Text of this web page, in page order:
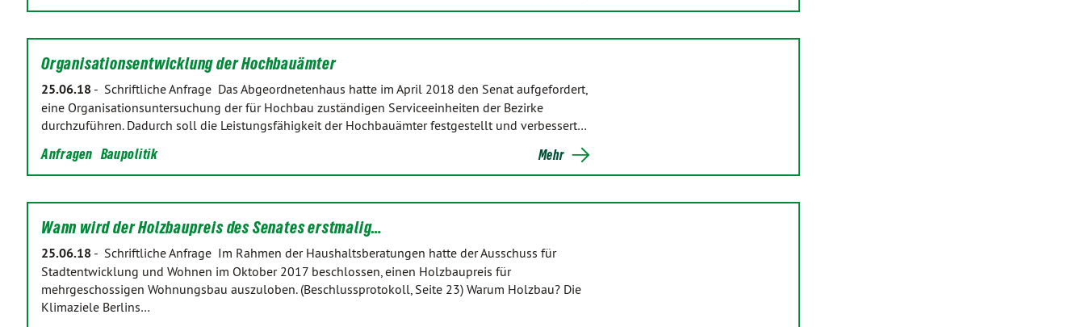
Organisationsentwicklung der Hochbauämter
25.06.18 - Schriftliche Anfrage Das Abgeordnetenhaus hatte im April 2018 den Senat aufgefordert,
eine Organisationsuntersuchung der für Hochbau zuständigen Serviceeinheiten der Bezirke
durchzuführen. Dadurch soll die Leistungsfähigkeit der Hochbauämter festgestellt und verbessert…
Anfragen Baupolitik Mehr
Wann wird der Holzbaupreis des Senates erstmalig…
25.06.18 - Schriftliche Anfrage Im Rahmen der Haushaltsberatungen hatte der Ausschuss für
Stadtentwicklung und Wohnen im Oktober 2017 beschlossen, einen Holzbaupreis für
mehrgeschossigen Wohnungsbau auszuloben. (Beschlussprotokoll, Seite 23) Warum Holzbau? Die
Klimaziele Berlins…